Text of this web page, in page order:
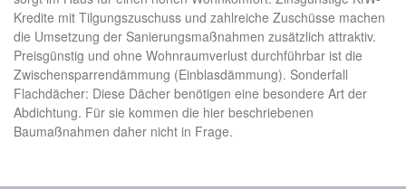
Kredite mit Tilgungszuschuss und zahlreiche Zuschüsse machen
die Umsetzung der Sanierungsmaßnahmen zusätzlich attraktiv.
Preisgünstig und ohne Wohnraumverlust durchführbar ist die
Zwischensparrendämmung (Einblasdämmung). Sonderfall
Flachdächer: Diese Dächer benötigen eine besondere Art der
Abdichtung. Für sie kommen die hier beschriebenen
Baumaßnahmen daher nicht in Frage.